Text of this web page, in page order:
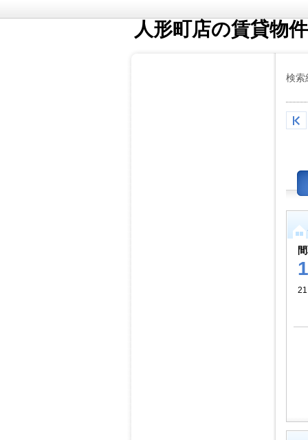
人形町店の賃貸物
検索